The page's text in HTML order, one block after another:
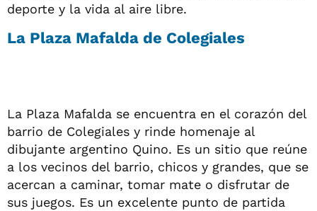
deporte y la vida al aire libre.
La Plaza Mafalda de Colegiales
La Plaza Mafalda se encuentra en el corazón del
barrio de Colegiales y rinde homenaje al
dibujante argentino Quino. Es un sitio que reúne
a los vecinos del barrio, chicos y grandes, que se
acercan a caminar, tomar mate o disfrutar de
sus juegos. Es un excelente punto de partida